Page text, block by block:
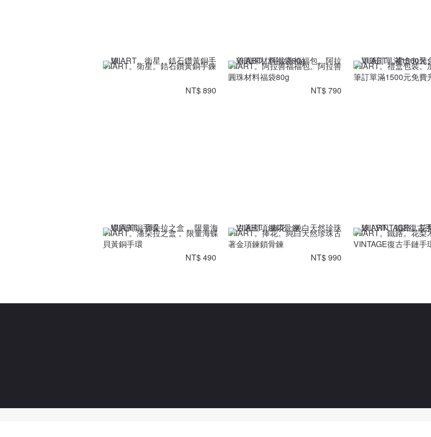
VIIART。衛星。鋯石鑽黃銅手鍊
NT$ 890
VIIART。阿拉善福福包。阿拉善
圓珠材料福袋80g
NT$ 790
VIIART。禮盒包裝。
筆訂單滿1500元免費
VIIART。潘朵拉之盒 。限量海蝶
貝黃銅手環
NT$ 490
VIIART。捧花。純白天然珍珠古
著金項鍊鎖骨鍊
NT$ 990
VIIART。鐵路。花梨
VINTAGE復古手鏈手